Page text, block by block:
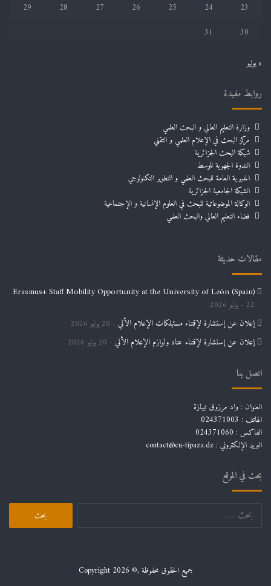
23
24
25
26
27
28
29
30
31
« يوليو
روابط مفيدة
وزارة التعليم العالي و البحث العلمي
مركز البحث في الإعلام العلمي و التقني
شبكة البحث الجزائرية
الندوة الجهوية للوسط
المديرية العامة للبحث العلمي و التطوير التكنولوجي
الشبكة الجامعية الجزائرية
الوكالة الموضوعاتية للبحث في العلوم الإنسانية و الإجتماعية
فضاء التعليم العالي والبحث العلمي
مقالات حديثة
Erasmus+ Staff Mobility Opportunity at the University of León (Spain)
22 يوليو 2026
إعلان عن إستشارة لإقتناء مستهلكات الإعلام الألي 20 يوليو 2026
إعلان عن إستشارة لإقتناء عتاد ولوازم الإعلام الألي 20 يوليو 2026
اتصل بنا
العنوان : واد مرزوق تيبازة
الهاتف : 024371003
الفاكس : 024371060
البريد الإلكتروني : contact@cu-tipaza.dz
بحث في الموقع
البحث
جميع الحقوق محفوظة ,© Copyright 2026